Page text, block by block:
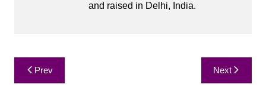
and raised in Delhi, India.
Post
navigation
Prev Next